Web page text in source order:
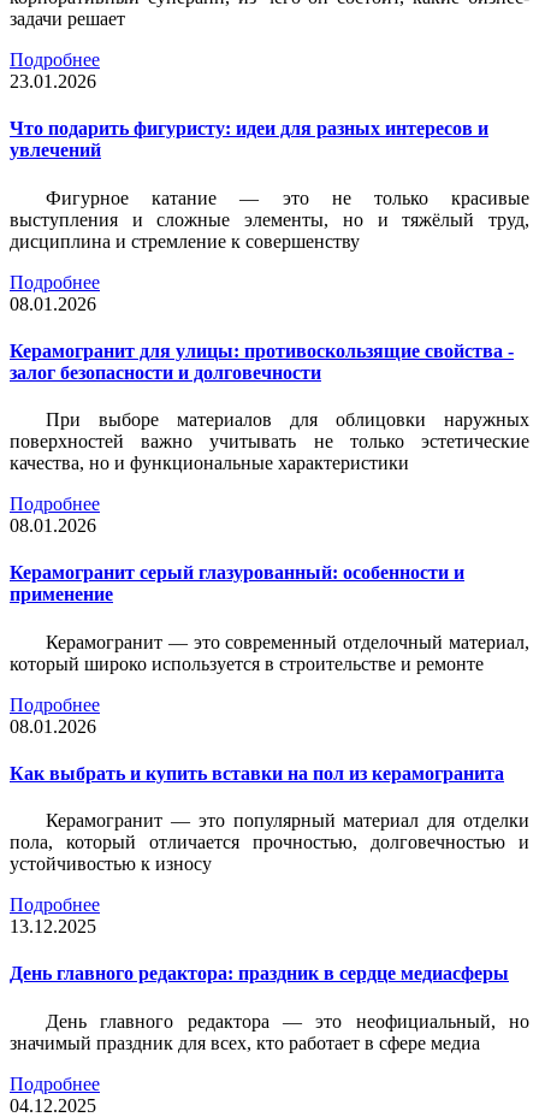
задачи решает
Подробнее
23.01.2026
Что подарить фигуристу: идеи для разных интересов и
увлечений
Фигурное катание — это не только красивые
выступления и сложные элементы, но и тяжёлый труд,
дисциплина и стремление к совершенству
Подробнее
08.01.2026
Керамогранит для улицы: противоскользящие свойства -
залог безопасности и долговечности
При выборе материалов для облицовки наружных
поверхностей важно учитывать не только эстетические
качества, но и функциональные характеристики
Подробнее
08.01.2026
Керамогранит серый глазурованный: особенности и
применение
Керамогранит — это современный отделочный материал,
который широко используется в строительстве и ремонте
Подробнее
08.01.2026
Как выбрать и купить вставки на пол из керамогранита
Керамогранит — это популярный материал для отделки
пола, который отличается прочностью, долговечностью и
устойчивостью к износу
Подробнее
13.12.2025
День главного редактора: праздник в сердце медиасферы
День главного редактора — это неофициальный, но
значимый праздник для всех, кто работает в сфере медиа
Подробнее
04.12.2025